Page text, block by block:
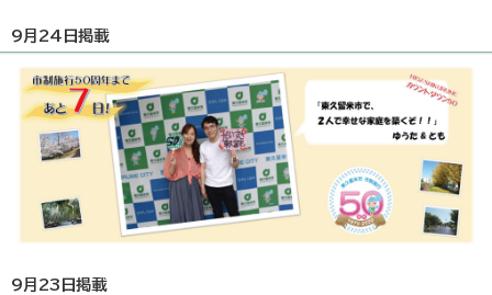
9月24日掲載
9月23日掲載